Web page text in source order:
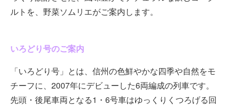
ルトを、野菜ソムリエがご案内します。
いろどり号のご案内
「いろどり号」とは、信州の色鮮やかな四季や自然をモ
チーフに、2007年にデビューした6両編成の列車です。
先頭・後尾車両となる1・6号車はゆっくりくつろげる回